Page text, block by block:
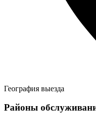
География выезда
Районы